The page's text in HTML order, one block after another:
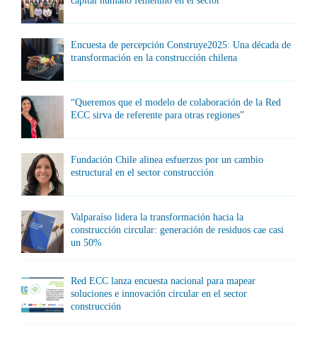
Encuesta de percepción Construye2025: Una década de
transformación en la construcción chilena
“Queremos que el modelo de colaboración de la Red
ECC sirva de referente para otras regiones”
Fundación Chile alinea esfuerzos por un cambio
estructural en el sector construcción
Valparaíso lidera la transformación hacia la
construcción circular: generación de residuos cae casi
un 50%
Red ECC lanza encuesta nacional para mapear
soluciones e innovación circular en el sector
construcción